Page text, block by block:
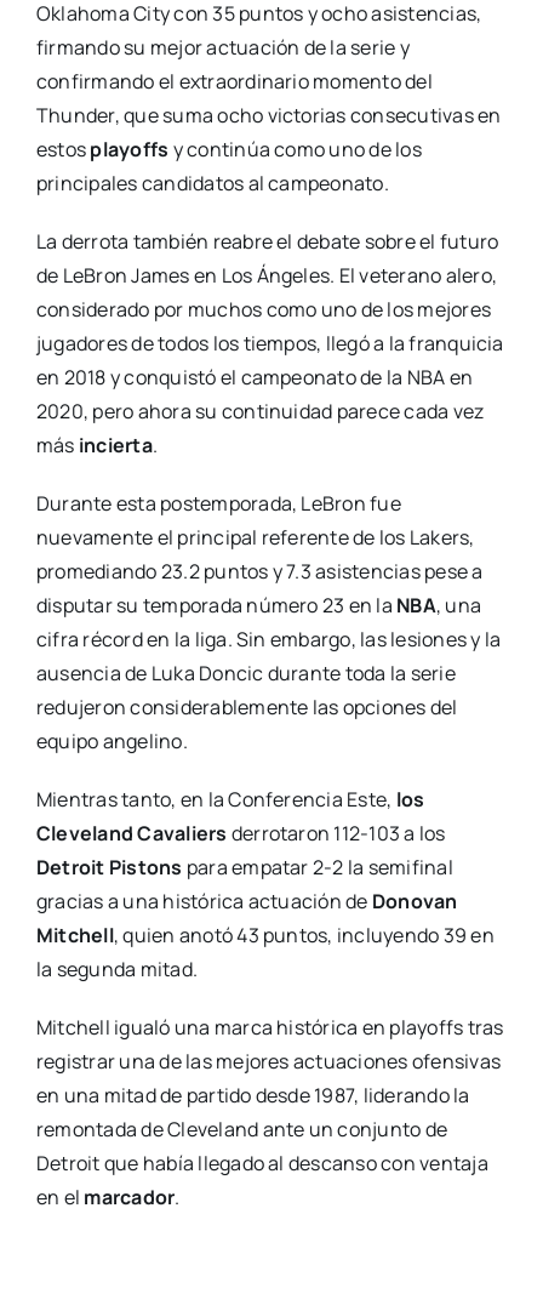
Oklahoma City con 35 puntos y ocho asistencias,
firmando su mejor actuación de la serie y
confirmando el extraordinario momento del
Thunder, que suma ocho victorias consecutivas en
estosplayoffs y continúa como uno de los
principales candidatos al campeonato.
La derrota también reabre el debate sobre el futuro
de LeBron James en Los Ángeles. El veterano alero,
considerado por muchos como uno de los mejores
jugadores de todos los tiempos, llegó a la franquicia
en 2018 y conquistó el campeonato de la NBA en
2020, pero ahora su continuidad parece cada vez
más incierta.
Durante esta postemporada, LeBron fue
nuevamente el principal referente de los Lakers,
promediando 23.2 puntos y 7.3 asistencias pese a
disputar su temporada número 23 en la NBA, una
cifra récord en la liga. Sin embargo, las lesiones y la
ausencia de Luka Doncic durante toda la serie
redujeron considerablemente las opciones del
equipo angelino.
Mientras tanto, en la Conferencia Este, los
Cleveland Cavaliers derrotaron 112-103 a los
Detroit Pistons para empatar 2-2 la semifinal
gracias a una histórica actuación de Donovan
Mitchell, quien anotó 43 puntos, incluyendo 39 en
la segunda mitad.
Mitchell igualó una marca histórica en playoffs tras
registrar una de las mejores actuaciones ofensivas
en una mitad de partido desde 1987, liderando la
remontada de Cleveland ante un conjunto de
Detroit que había llegado al descanso con ventaja
en el marcador.